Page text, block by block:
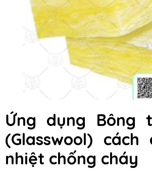
Ứng dụng Bông
(Glasswool) cách
nhiệt chống cháy